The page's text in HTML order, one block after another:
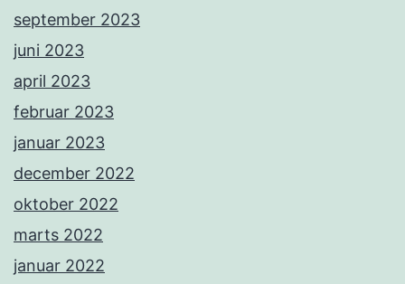
september 2023
juni 2023
april 2023
februar 2023
januar 2023
december 2022
oktober 2022
marts 2022
januar 2022